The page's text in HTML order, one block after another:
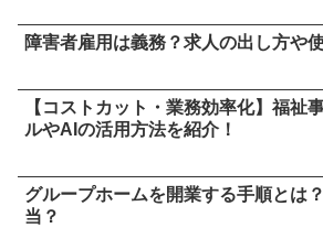
障害者雇用は義務？求人の出し方や
【コストカット・業務効率化】福祉
ルやAIの活用方法を紹介！
グループホームを開業する手順とは
当？